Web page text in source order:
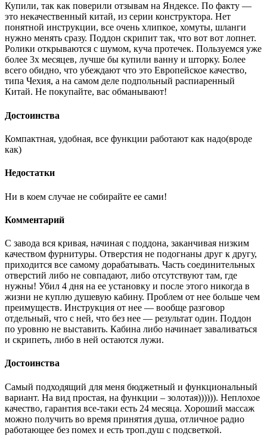
Купили, так как поверили отзывам на Яндексе. По факту —
это некачественный китай, из серии конструктора. Нет
понятной инструкции, все очень хлипкое, хомуты, шланги
нужно менять сразу. Поддон скрипит так, что вот вот лопнет.
Ролики открываются с шумом, куча протечек. Пользуемся уже
более 3х месяцев, лучше бы купили ванну и шторку. Более
всего обидно, что убеждают что это Европейское качество,
типа Чехия, а на самом деле подпольный распиаренный
Китай. Не покупайте, вас обманывают!
Достоинства
Компактная, удобная, все функции работают как надо(вроде
как)
Недостатки
Ни в коем случае не собирайте ее сами!
Комментарий
С завода вся кривая, начиная с поддона, заканчивая низким
качеством фурнитуры. Отверстия не подогнаны друг к другу,
приходится все самому дорабатывать. Часть соединительных
отверстий либо не совпадают, либо отсутствуют там, где
нужны! Убил 4 дня на ее установку и после этого никогда в
жизни не куплю душевую кабину. Проблем от нее больше чем
преимуществ. Инструкция от нее — вообще разговор
отдельный, что с ней, что без нее — результат один. Поддон
по уровню не выставить. Кабина либо начинает заваливаться
и скрипеть, либо в ней остаются лужи.
Достоинства
Самый подходящий для меня бюджетный и функциональный
вариант. На вид простая, на функции – золотая)))))). Неплохое
качество, гарантия все-таки есть 24 месяца. Хороший массаж
можно получить во время принятия душа, отличное радио
работающее без помех и есть троп.душ с подсветкой.